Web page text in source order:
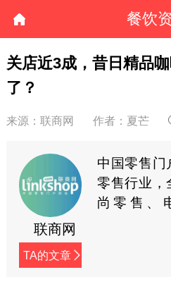
餐饮
关店近3成，昔日精品
了？
来源：联商网 作者：夏芒
联商网
TA的文章
中国零售门
零售行业，
尚零售、